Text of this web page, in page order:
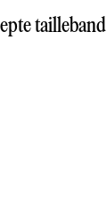
tailleband